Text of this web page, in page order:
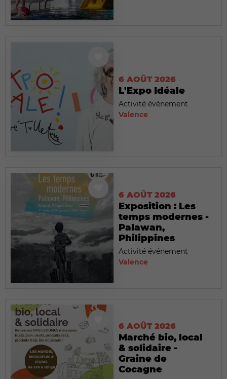
6 AOÛT 2026
L'Expo Idéale
Activité événement
Valence
6 AOÛT 2026
Exposition : Les
temps modernes -
Palawan,
Philippines
Activité événement
Valence
6 AOÛT 2026
Marché bio, local
& solidaire -
Graine de
Cocagne